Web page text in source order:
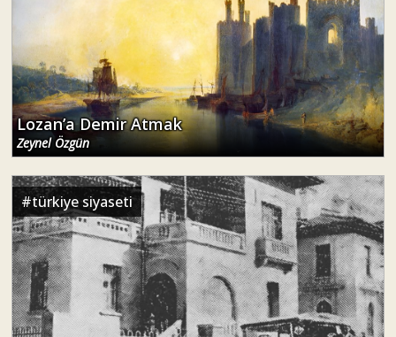
Lozan’a Demir Atmak
Zeynel Özgün
#türkiye siyaseti